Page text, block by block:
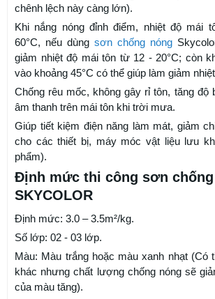
chênh lệch này càng lớn).
Khi nắng nóng đỉnh điểm, nhiệt độ mái
60°C, nếu dùng sơn chống nóng
giảm nhiệt độ mái tôn từ 12 - 20°C; còn
vào khoảng 45°C có thể giúp làm giảm
Chống rêu mốc, không gây rỉ tôn, tăng độ
âm thanh trên mái tôn khi trời mưa.
Giúp tiết kiệm điện năng làm mát, giảm
cho các thiết bị, máy móc vật liệu lưu
phẩm).
Định mức thi công sơn
SKYCOLOR
Định mức: 3.0 – 3.5m²/kg.
Số lớp: 02 - 03 lớp.
Màu: Màu trắng hoặc màu xanh nhạt (Có
khác nhưng chất lượng chống nóng sẽ
của màu tăng).